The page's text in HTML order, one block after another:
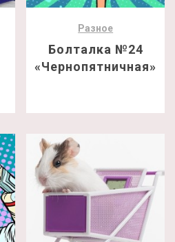
Разное
Болталка №24
«Чернопятничная»